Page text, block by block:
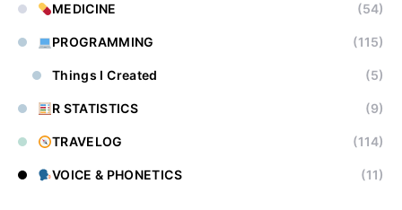
MEDICINE (54)
PROGRAMMING (115)
Things I Created (5)
R STATISTICS (9)
TRAVELOG (114)
VOICE & PHONETICS (11)